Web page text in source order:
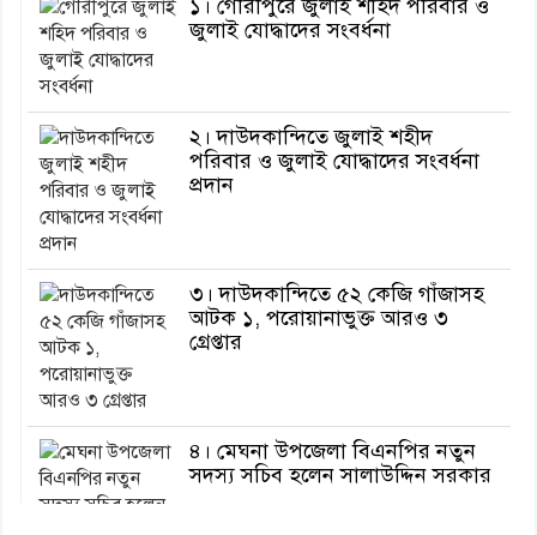
১। গৌরীপুরে জুলাই শহিদ পরিবার ও
জুলাই যোদ্ধাদের সংবর্ধনা
২। দাউদকান্দিতে জুলাই শহীদ
পরিবার ও জুলাই যোদ্ধাদের সংবর্ধনা
প্রদান
৩। দাউদকান্দিতে ৫২ কেজি গাঁজাসহ
আটক ১, পরোয়ানাভুক্ত আরও ৩
গ্রেপ্তার
৪। মেঘনা উপজেলা বিএনপির নতুন
সদস্য সচিব হলেন সালাউদ্দিন সরকার